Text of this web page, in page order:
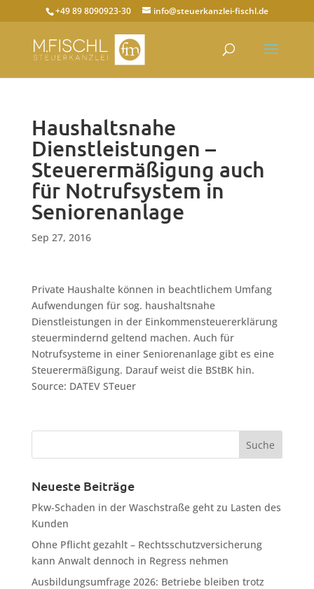
+49 89 8090923-30 info@steuerkanzlei-fischl.de
Haushaltsnahe
Dienstleistungen –
Steuerermäßigung auch
für Notrufsystem in
Seniorenanlage
Sep 27, 2016
Private Haushalte können in beachtlichem Umfang
Aufwendungen für sog. haushaltsnahe
Dienstleistungen in der Einkommensteuererklärung
steuermindernd geltend machen. Auch für
Notrufsysteme in einer Seniorenanlage gibt es eine
Steuerermäßigung. Darauf weist die BStBK hin.
Source: DATEV STeuer
Neueste Beiträge
Pkw-Schaden in der Waschstraße geht zu Lasten des
Kunden
Ohne Pflicht gezahlt – Rechtsschutzversicherung
kann Anwalt dennoch in Regress nehmen
Ausbildungsumfrage 2026: Betriebe bleiben trotz